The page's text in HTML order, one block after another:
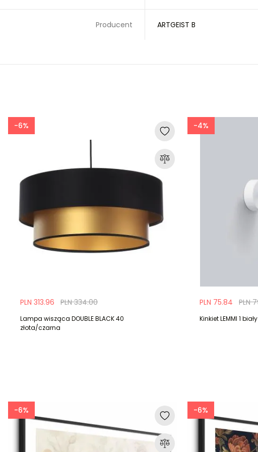
Producent ARTGEIST B
-6%
PLN 334.00
PLN 313.96
Lampa wisząca DOUBLE BLACK 40
złota/czarna
-4%
PLN
PLN 75.84
Kinkiet LEMMI 1 biały
-6% -6%